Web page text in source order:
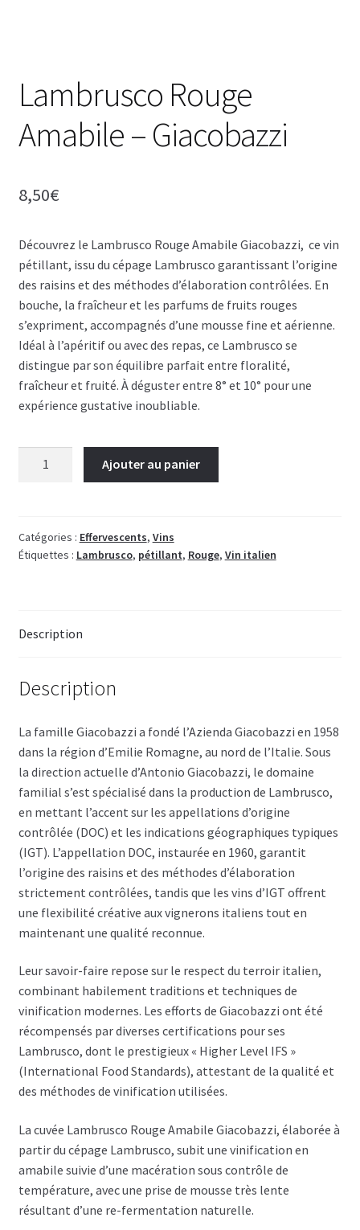
n
p
i
o
n
Lambrusco Rouge
Amabile – Giacobazzi
8,50€
Découvrez le Lambrusco Rouge Amabile Giacobazzi, ce vin
pétillant, issu du cépage Lambrusco garantissant l’origine
des raisins et des méthodes d’élaboration contrôlées. En
bouche, la fraîcheur et les parfums de fruits rouges
s’expriment, accompagnés d’une mousse fine et aérienne.
Idéal à l’apéritif ou avec des repas, ce Lambrusco se
distingue par son équilibre parfait entre floralité,
fraîcheur et fruité. À déguster entre 8° et 10° pour une
expérience gustative inoubliable.
Amabile
-
Ajouter au panier
Catégories : Effervescents, Vins
Étiquettes : Lambrusco, pétillant, Rouge, Vin italien
Description
Description
La famille Giacobazzi a fondé l’Azienda Giacobazzi en 1958
dans la région d’Emilie Romagne, au nord de l’Italie. Sous
la direction actuelle d’Antonio Giacobazzi, le domaine
familial s’est spécialisé dans la production de Lambrusco,
en mettant l’accent sur les appellations d’origine
contrôlée (DOC) et les indications géographiques typiques
(IGT). L’appellation DOC, instaurée en 1960, garantit
l’origine des raisins et des méthodes d’élaboration
strictement contrôlées, tandis que les vins d’IGT offrent
une flexibilité créative aux vignerons italiens tout en
maintenant une qualité reconnue.
Leur savoir-faire repose sur le respect du terroir italien,
combinant habilement traditions et techniques de
vinification modernes. Les efforts de Giacobazzi ont été
récompensés par diverses certifications pour ses
Lambrusco, dont le prestigieux « Higher Level IFS »
(International Food Standards), attestant de la qualité et
des méthodes de vinification utilisées.
La cuvée Lambrusco Rouge Amabile Giacobazzi, élaborée à
partir du cépage Lambrusco, subit une vinification en
amabile suivie d’une macération sous contrôle de
température, avec une prise de mousse très lente
résultant d’une re-fermentation naturelle.